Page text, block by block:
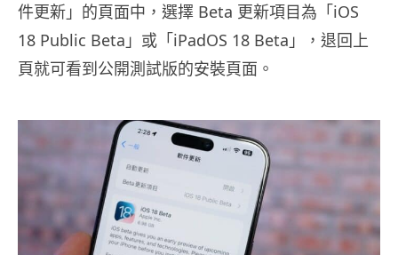
件更新」的頁面中，選擇 Beta 更新項目為「iOS
18 Public Beta」或「iPadOS 18 Beta」，退回上
頁就可看到公開測試版的安裝頁面。